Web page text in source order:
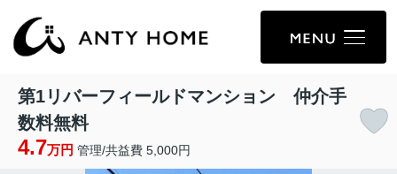
第1リバーフィールドマンション 仲介手
数料無料
4.7万円 管理/共益費 5,000円